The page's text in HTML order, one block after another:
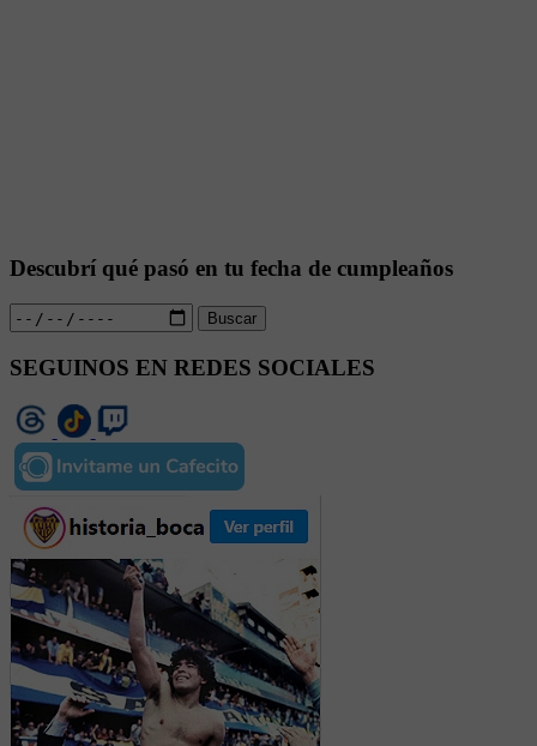
Descubrí qué pasó en tu fecha de cumpleaños
Buscar
SEGUINOS EN REDES SOCIALES